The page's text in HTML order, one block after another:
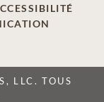
LLC. TOUS